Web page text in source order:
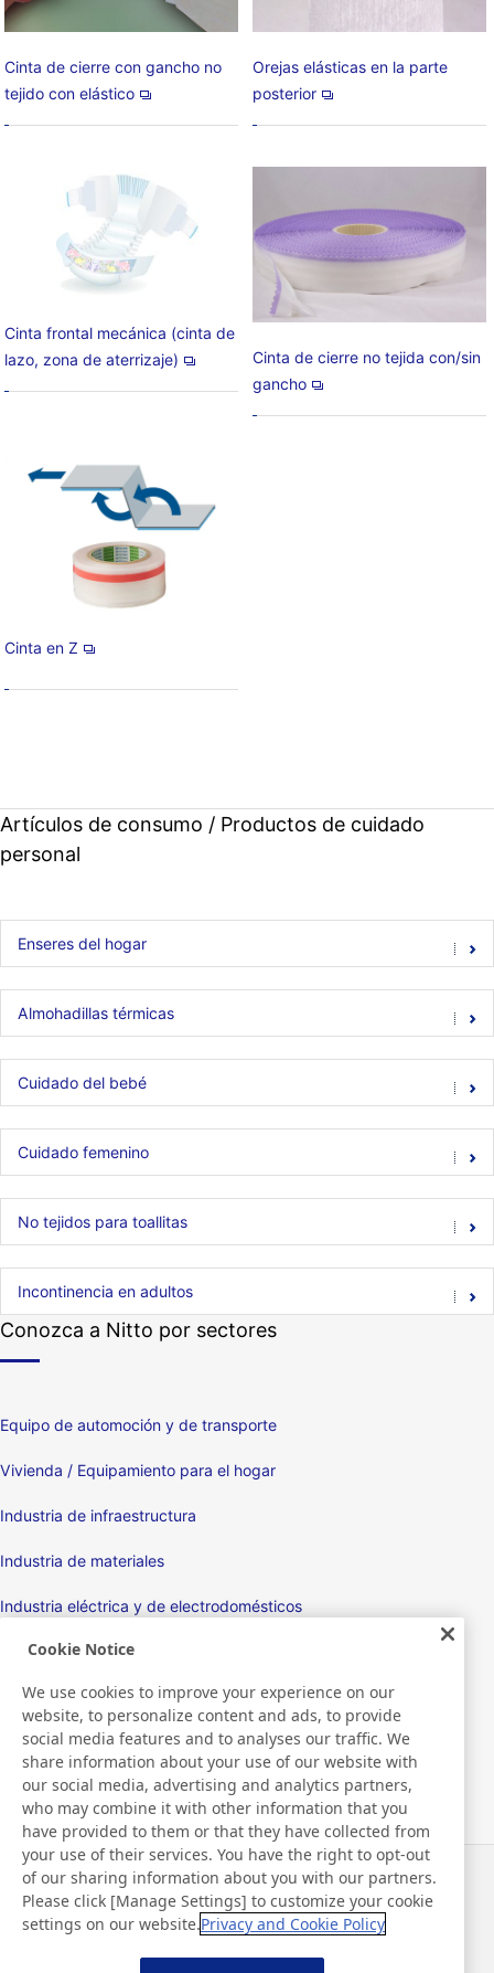
Cinta de cierre con gancho no
tejido con elástico
Orejas elásticas en la parte
posterior
Cinta frontal mecánica (cinta de
lazo, zona de aterrizaje)
Cinta de cierre no tejida con/sin
gancho
Cinta en Z
Artículos de consumo / Productos de cuidado
personal
Enseres del hogar
Almohadillas térmicas
Cuidado del bebé
Cuidado femenino
No tejidos para toallitas
Incontinencia en adultos
Conozca a Nitto por sectores
Equipo de automoción y de transporte
Vivienda / Equipamiento para el hogar
Industria de infraestructura
Industria de materiales
Industria eléctrica y de electrodomésticos
Pantallas
Aparatos electrónicos
Médico
Productos y máquinas de embalaje
Artículos de consumo / Productos de cuidado personal
Noticias
Contacto
Preguntas frecuentes
Cookie Notice
We use cookies to improve your experience on our
website, to personalize content and ads, to provide
social media features and to analyses our traffic. We
share information about your use of our website with
our social media, advertising and analytics partners,
who may combine it with other information that you
have provided to them or that they have collected from
your use of their services. You have the right to opt-out
of our sharing information about you with our partners.
Please click [Manage Settings] to customize your cookie
settings on our website.Privacy and Cookie Policy